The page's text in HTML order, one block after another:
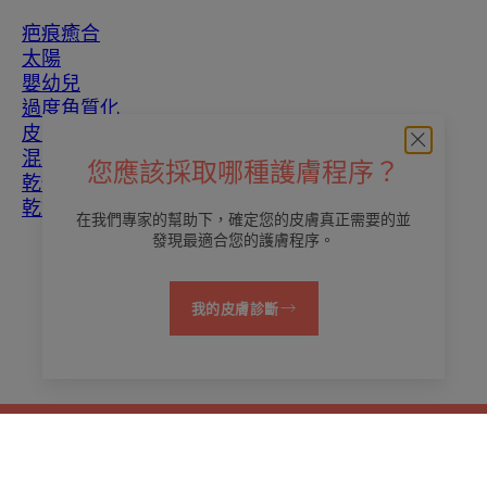
您應該採取哪種護膚程序？
在我們專家的幫助下，確定您的皮膚真正需要的並
發現最適合您的護膚程序。
我的皮膚診斷
疤痕癒合
太陽
嬰幼兒
過度角質化
皮膚瑕疵
混合性皮膚
乾性皮膚
乾燥和脫水
聯繫我們常見問題